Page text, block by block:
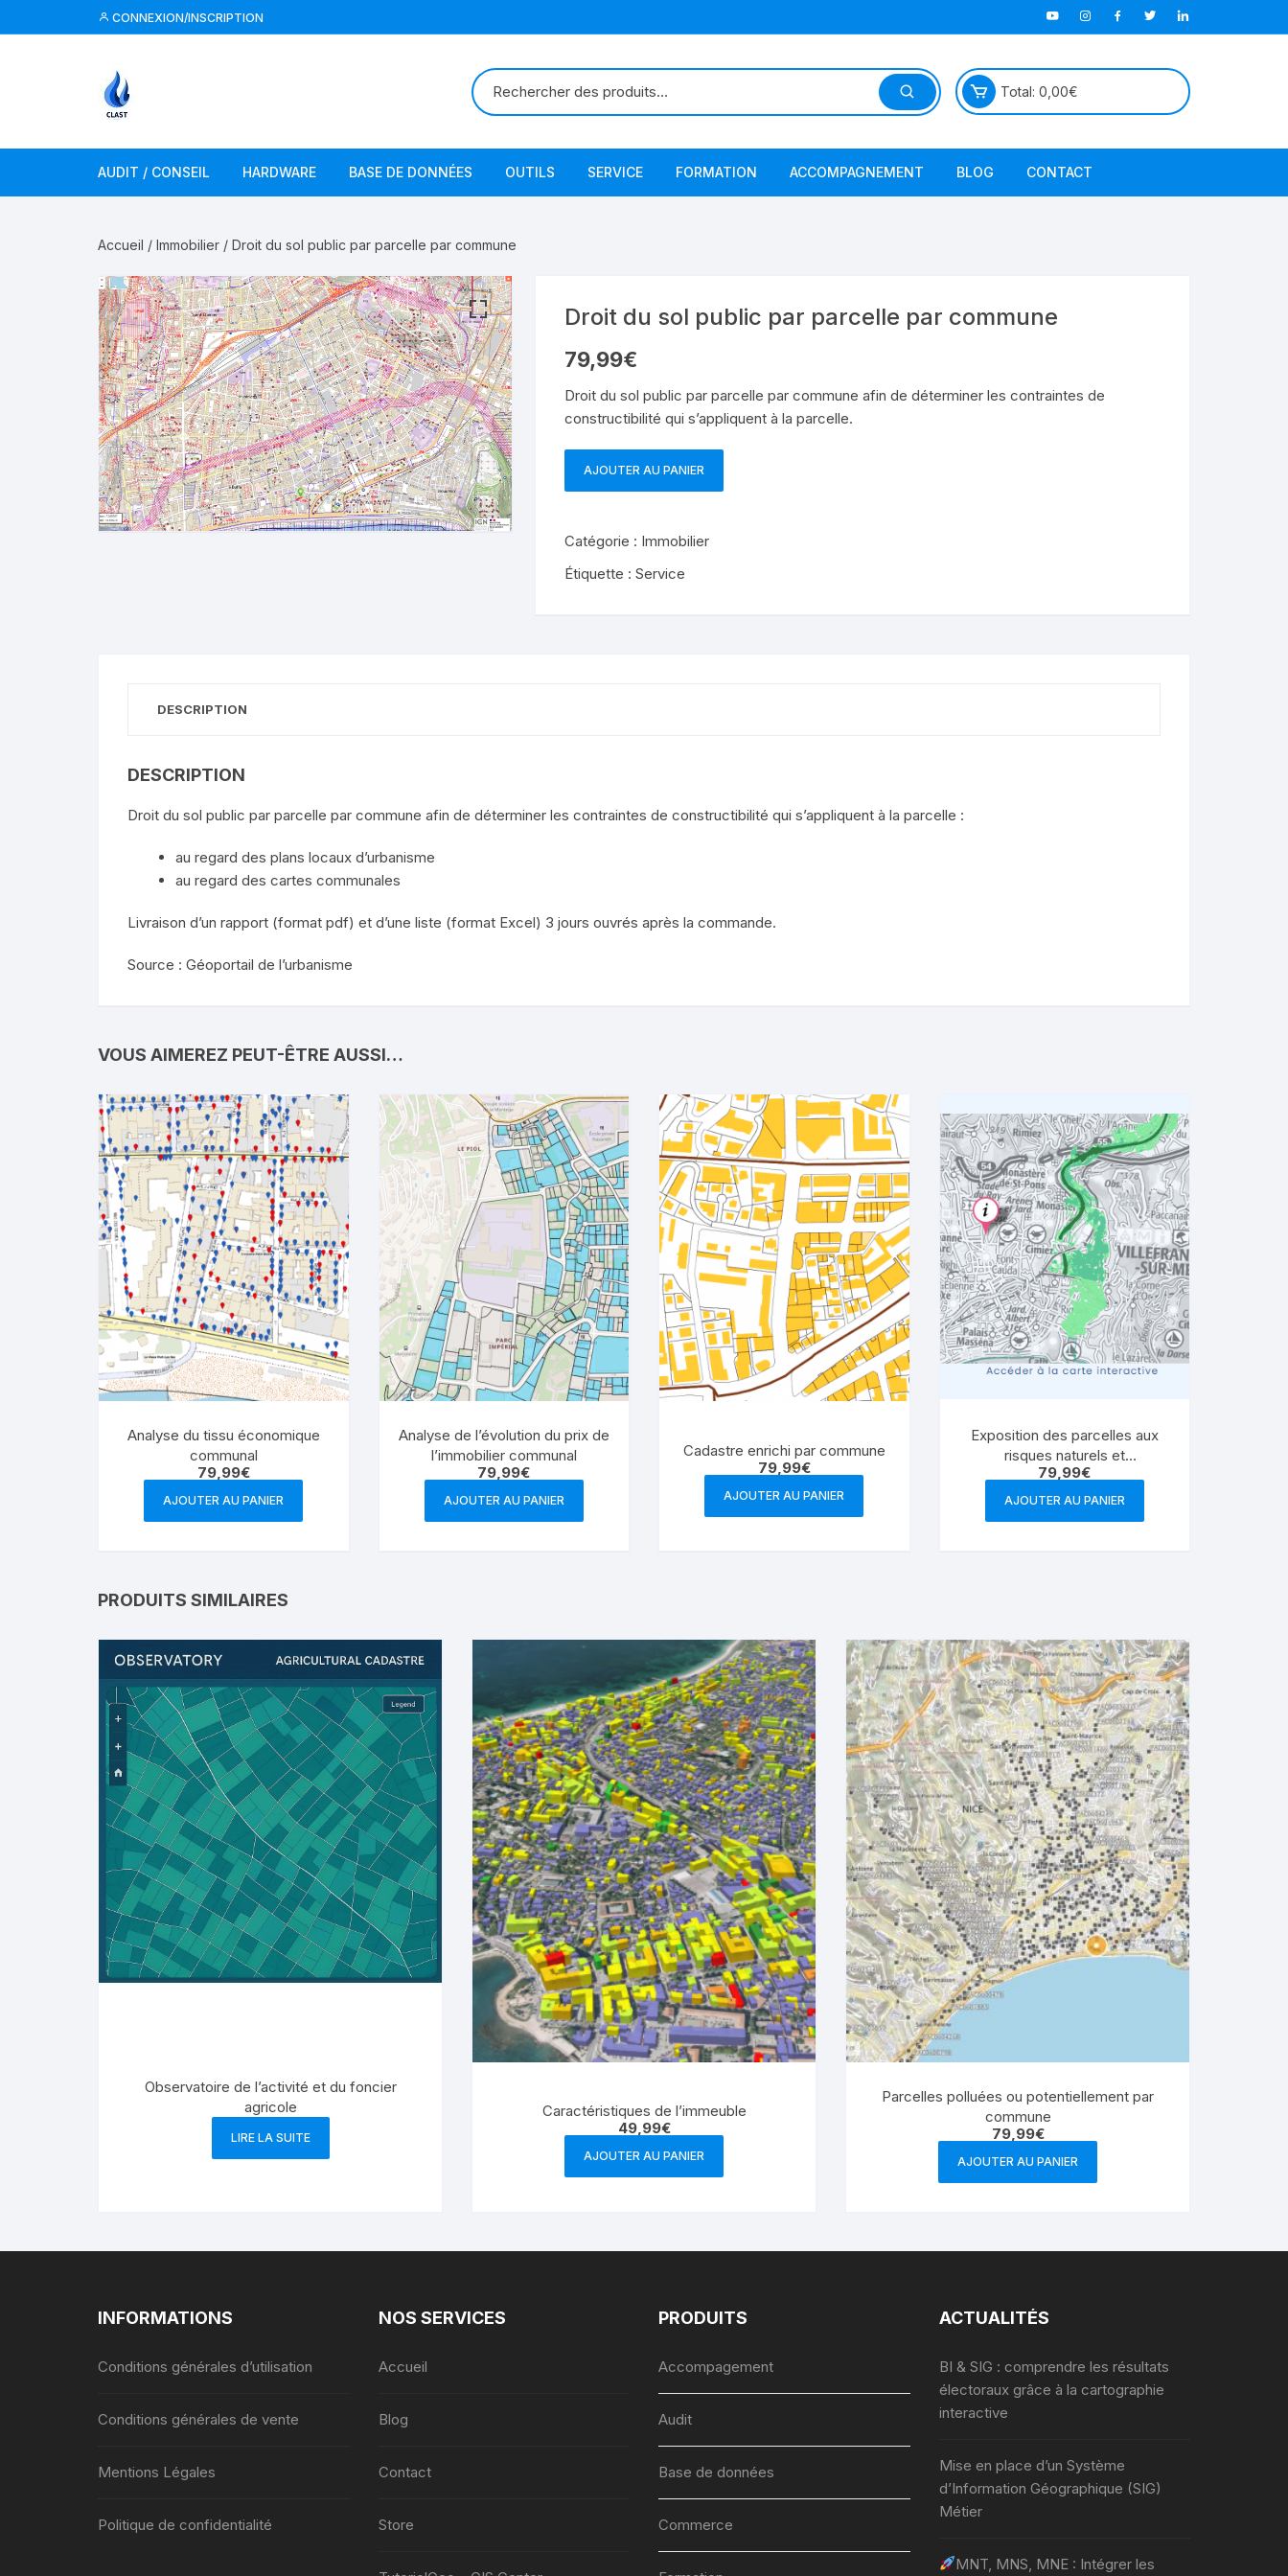
au
CONNEXION/INSCRIPTION
Total: 0,00€
AUDIT / CONSEIL HARDWARE BASE DE DONNÉES OUTILS SERVICE FORMATION ACCOMPAGNEMENT BLOG CONTACT
Accueil / Immobilier / Droit du sol public par parcelle par commune
Droit du sol public par parcelle par commune
79,99€
Droit du sol public par parcelle par commune afin de déterminer les contraintes de
constructibilité qui s’appliquent à la parcelle.
quantité
du
sol
AJOUTER AU PANIER
Catégorie : Immobilier
Étiquette : Service
DESCRIPTION
DESCRIPTION
Droit du sol public par parcelle par commune afin de déterminer les contraintes de constructibilité qui s’appliquent à la parcelle :
au regard des plans locaux d’urbanisme
au regard des cartes communales
Livraison d’un rapport (format pdf) et d’une liste (format Excel) 3 jours ouvrés après la commande.
Source : Géoportail de l’urbanisme
VOUS AIMEREZ PEUT-ÊTRE AUSSI…
Analyse du tissu économique
communal
79,99€
AJOUTER AU PANIER
Analyse de l’évolution du prix de
l’immobilier communal
79,99€
AJOUTER AU PANIER
Cadastre enrichi par commune
79,99€
AJOUTER AU PANIER
Exposition des parcelles aux
risques naturels et
technologiques par commune
79,99€
AJOUTER AU PANIER
PRODUITS SIMILAIRES
Observatoire de l’activité et du foncier
agricole
LIRE LA SUITE
Caractéristiques de l’immeuble
49,99€
AJOUTER AU PANIER
Parcelles polluées ou potentiellement par
commune
79,99€
AJOUTER AU PANIER
INFORMATIONS
Conditions générales d’utilisation
Conditions générales de vente
Mentions Légales
Politique de confidentialité
NOS SERVICES
Accueil
Blog
Contact
Store
PRODUITS
Accompagement
Audit
Base de données
Commerce
ACTUALITÉS
BI & SIG : comprendre les résultats
électoraux grâce à la cartographie
interactive
Mise en place d’un Système
d’Information Géographique (SIG)
Métier
MNT, MNS, MNE : Intégrer les